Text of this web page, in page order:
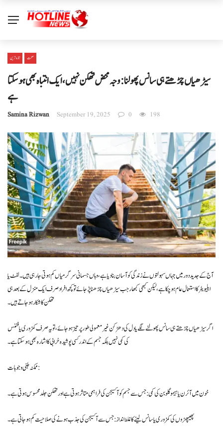
تازہ ترین صحت
سیڑھیاں چڑھتے ہی سانس پھولنا: وجہ محض تھکن نہیں، ایک انتباہ بھی ہو سکتا
ہے
Samina Rizwan September 19, 2025 0 198
آج کے جدید دور میں جہاں سہولتوں نے زندگی کو آسان بنا دیا ہے، وہاں جسمانی سرگرمیاں کم ہوتی جا رہی ہیں۔ لفٹ یا
ایلیویٹر کا استعمال عام ہو چکا ہے، لیکن کبھی کبھار جب سیڑھیاں چڑھنا پڑ جائے تو کچھ افراد صرف ایک منزل کے بعد ہی
تھکن کا شکار ہو جاتے ہیں۔
اگر سیڑھیاں چڑھتے ہی سانس پھولنے لگے یا دل کی دھڑکن غیر معمولی طور پر تیز ہو جائے، تو یہ صرف کمزوری یا فٹنس
کی کمی نہیں بلکہ جسم کے اندر کسی پوشیدہ خرابی کا اشارہ بھی ہو سکتا ہے۔
ممکنہ طبی وجوہات:
خون میں آئرن یا ہیموگلوبن کی کمی: جس سے جسم کو آکسیجن کی فراہمی متاثر ہوتی ہے اور تھکن جلد محسوس ہوتی ہے۔
پھیپھڑوں کی کمزوری یا سانس لینے کا غلط انداز: جس سے آکسیجن کی جذب ہونے کی صلاحیت کم ہو جاتی ہے۔